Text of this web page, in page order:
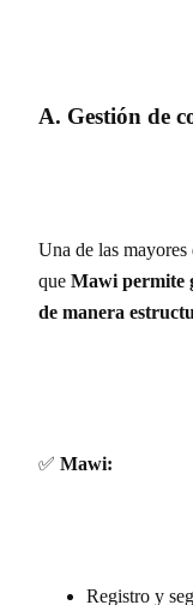
A. Gestión de
Una de las
que Mawi permite
de manera
✅ Mawi:
Registro y